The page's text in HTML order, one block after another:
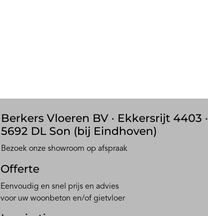
Berkers Vloeren BV · Ekkersrijt 4403 ·
5692 DL Son (bij Eindhoven)
Bezoek onze showroom op afspraak
Offerte
Eenvoudig en snel prijs en advies
voor uw woonbeton en/of gietvloer